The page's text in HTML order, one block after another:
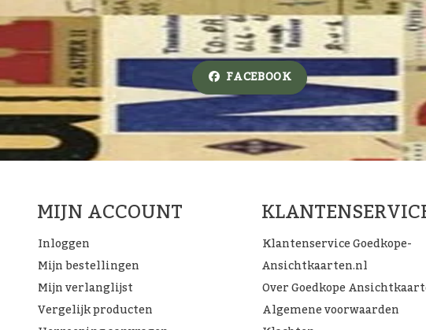
FACEBOOK
MIJN ACCOUNT
Inloggen
Mijn bestellingen
Mijn verlanglijst
Vergelijk producten
Klantenservice Goedkope-
Ansichtkaarten.nl
Over Goedkope
Algemene voorwaarden